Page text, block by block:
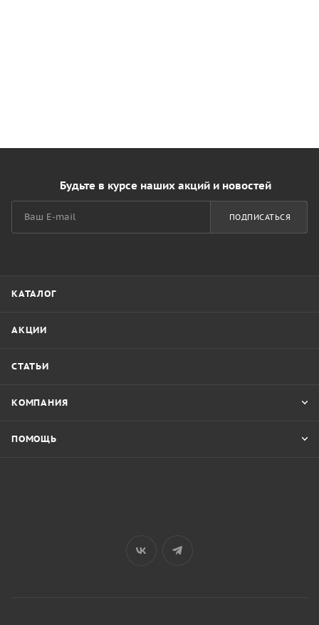
Будьте в курсе наших акций и новостей
ПОДПИСАТЬСЯ
КАТАЛОГ
АКЦИИ
СТАТЬИ
КОМПАНИЯ
ПОМОЩЬ